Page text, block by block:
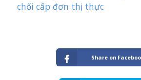
chối cấp đơn thị thực
Share on